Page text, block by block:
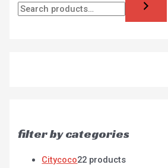
filter by categories
Citycoco22 products